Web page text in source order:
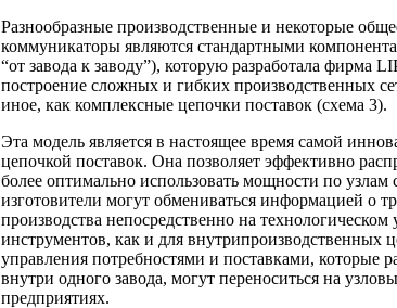
Разнообразные производственные и некоторые
коммуникаторы являются стандартными
“от завода к заводу”), которую разработала
построение сложных и гибких производственных
иное, как комплексные цепочки поставок (схема 3).
Эта модель является в настоящее время самой
цепочкой поставок. Она позволяет эффективно
более оптимально использовать мощности по
изготовители могут обмениваться информацией о
производства непосредственно на
инструментов, как и для внутрипроизводственных
управления потребностями и поставками, которые
внутри одного завода, могут переноситься на
предприятиях.